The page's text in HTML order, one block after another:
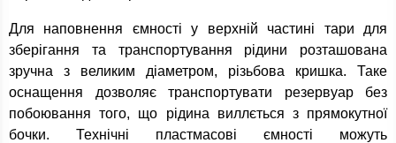
Для наповнення ємності у верхній частині тари для
зберігання та транспортування рідини розташована
зручна з великим діаметром, різьбова кришка. Таке
оснащення дозволяє транспортувати резервуар без
побоювання того, що рідина виллється з прямокутної
бочки. Технічні пластмасові ємності можуть